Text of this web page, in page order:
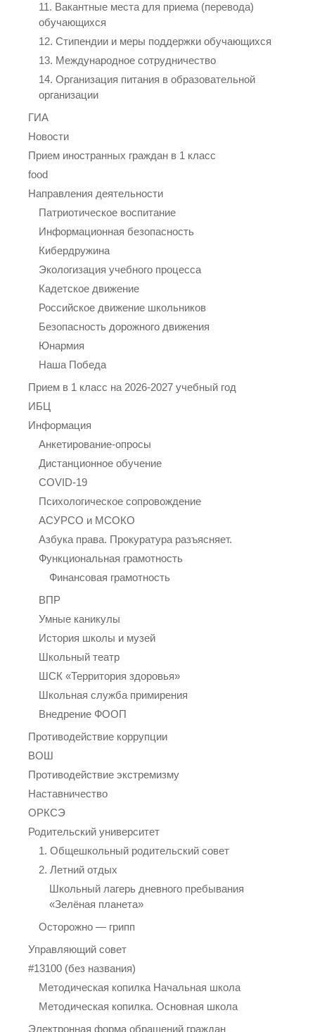
11. Вакантные места для приема (перевода)
обучающихся
12. Стипендии и меры поддержки обучающихся
13. Международное сотрудничество
14. Организация питания в образовательной
организации
ГИА
Новости
Прием иностранных граждан в 1 класс
food
Направления деятельности
Патриотическое воспитание
Информационная безопасность
Кибердружина
Экологизация учебного процесса
Кадетское движение
Российское движение школьников
Безопасность дорожного движения
Юнармия
Наша Победа
Прием в 1 класс на 2026-2027 учебный год
ИБЦ
Информация
Анкетирование-опросы
Дистанционное обучение
COVID-19
Психологическое сопровождение
АСУРСО и МСОКО
Азбука права. Прокуратура разъясняет.
Функциональная грамотность
Финансовая грамотность
ВПР
Умные каникулы
История школы и музей
Школьный театр
ШСК «Территория здоровья»
Школьная служба примирения
Внедрение ФООП
Противодействие коррупции
ВОШ
Противодействие экстремизму
Наставничество
ОРКСЭ
Родительский университет
1. Общешкольный родительский совет
2. Летний отдых
Школьный лагерь дневного пребывания
«Зелёная планета»
Осторожно — грипп
Управляющий совет
#13100 (без названия)
Методическая копилка Начальная школа
Методическая копилка. Основная школа
Электронная форма обращений граждан